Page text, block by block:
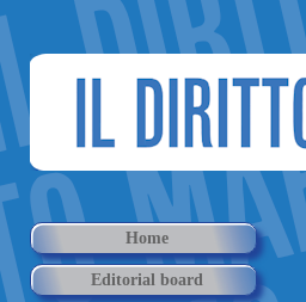
Home
Editorial board